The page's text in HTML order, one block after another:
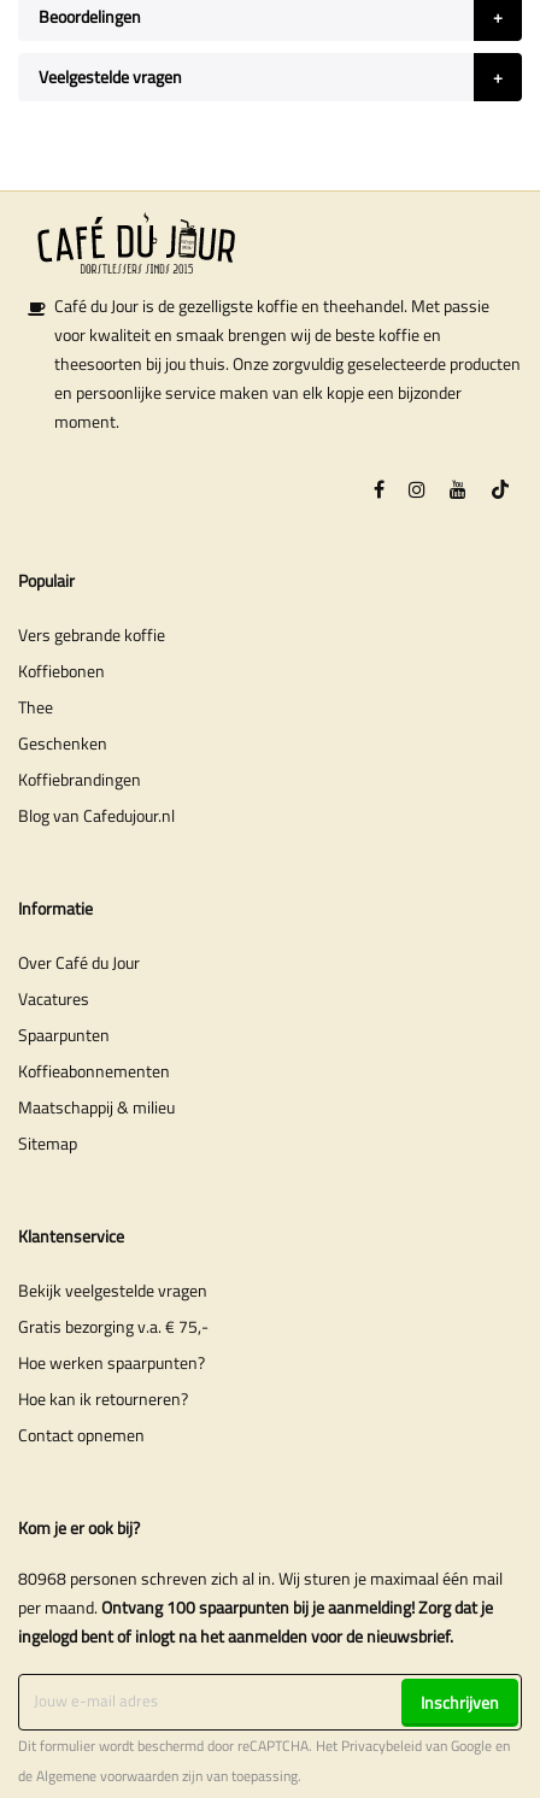
Beoordelingen
Veelgestelde vragen
Café du Jour is de gezelligste koffie en theehandel. Met passie
voor kwaliteit en smaak brengen wij de beste koffie en
theesoorten bij jou thuis. Onze zorgvuldig geselecteerde producten
en persoonlijke service maken van elk kopje een bijzonder
moment.
Populair
Vers gebrande koffie
Koffiebonen
Thee
Geschenken
Koffiebrandingen
Blog van Cafedujour.nl
Informatie
Over Café du Jour
Vacatures
Spaarpunten
Koffieabonnementen
Maatschappij & milieu
Sitemap
Klantenservice
Bekijk veelgestelde vragen
Gratis bezorging v.a. € 75,-
Hoe werken spaarpunten?
Hoe kan ik retourneren?
Contact opnemen
Kom je er ook bij?
80968 personen schreven zich al in. Wij sturen je maximaal één mail
per maand.Ontvang 100 spaarpunten bij je aanmelding! Zorg dat je
ingelogd bent of inlogt na het aanmelden voor de nieuwsbrief.
Inschrijven
Dit formulier wordt beschermd door reCAPTCHA. Het Privacybeleidvan Google en
deAlgemene voorwaardenzijn van toepassing.